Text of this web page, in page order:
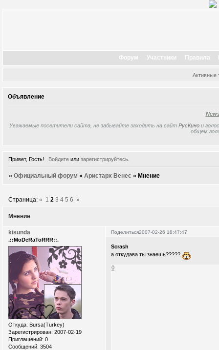
Форум Участники Правила
Активные
Объявление
Уважаемые посетители сайта, не забывайте заходить на сайт РусКино и
общем
Привет, Гость! Войдитеили зарегистрируйтесь.
»Официальный форум »Аристарх Венес »Мнение
Мнение
Страница:« 1 2 3 4 5 6 »
Поделиться2007-02-26 18:47:47
kisunda
.::MoDeRaToRRR::.
Откуда: Bursa(Turkey)
Зарегистрирован: 2007-02-19
Приглашений: 0
Сообщений: 3504
Scrash
а откудава ты знаешь?????
0